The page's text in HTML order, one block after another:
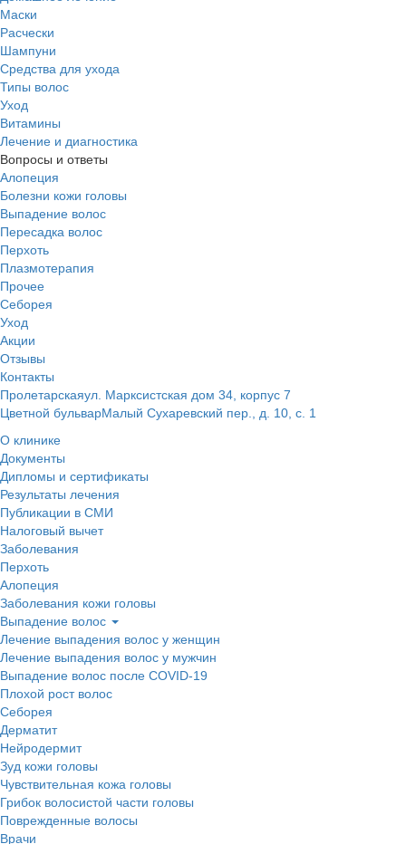
Маски
Расчески
Шампуни
Средства для ухода
Типы волос
Уход
Витамины
Лечение и диагностика
Вопросы и ответы
Алопеция
Болезни кожи головы
Выпадение волос
Пересадка волос
Перхоть
Плазмотерапия
Прочее
Себорея
Уход
Акции
Отзывы
Контакты
Пролетарскаяул. Марксистская дом 34, корпус 7
Цветной бульварМалый Сухаревский пер., д. 10, с. 1
О клинике
Документы
Дипломы и сертификаты
Результаты лечения
Публикации в СМИ
Налоговый вычет
Заболевания
Перхоть
Алопеция
Заболевания кожи головы
Выпадение волос
Лечение выпадения волос у женщин
Лечение выпадения волос у мужчин
Выпадение волос после COVID-19
Плохой рост волос
Cеборея
Дерматит
Нейродермит
Зуд кожи головы
Чувствительная кожа головы
Грибок волосистой части головы
Поврежденные волосы
Врачи